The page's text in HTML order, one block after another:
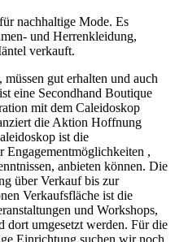
nachhaltige Mode. Es
und Herrenkleidung,
verkauft.
gut erhalten und auch
eine Secondhand Boutique
mit dem Caleidoskop
die Aktion Hoffnung
ist die
,
anbieten können. Die
über Verkauf bis zur
Verkaufsfläche ist die
und Workshops,
umgesetzt werden. Für die